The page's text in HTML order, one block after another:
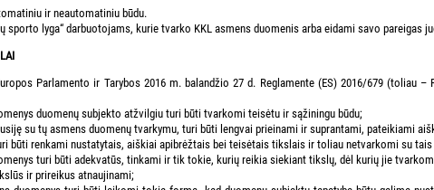
ir neautomatiniu būdu.
lyga“ darbuotojams, kurie tvarko KKL asmens duomenis arba eidami savo pareigas
Parlamento ir Tarybos 2016 m. balandžio 27 d. Reglamente (ES) 2016/679 (toliau
duomenų subjekto atžvilgiu turi būti tvarkomi teisėtu ir sąžiningu būdu;
su tų asmens duomenų tvarkymu, turi būti lengvai prieinami ir suprantami, pateikiami
būti renkami nustatytais, aiškiai apibrėžtais bei teisėtais tikslais ir toliau netvarkomi su tais
turi būti adekvatūs, tinkami ir tik tokie, kurių reikia siekiant tikslų, dėl kurių jie
ir prireikus atnaujinami;